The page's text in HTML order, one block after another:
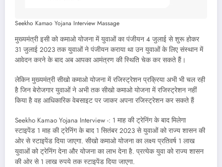
Seekho Kamao Yojana Interview Massage
मुख्यमंत्री इसी को कमाओ योजना में युवाओं का पंजीयन 4 जुलाई से शुरू होकर
31 जुलाई 2023 तक युवाओं ने पंजीयन कराया था उन युवाओं के लिए संस्थान में
आवेदन करने के बाद अब आपका आमंत्रण की स्थिति चेक कर सकते हैं।
लेकिन मुख्यमंत्री सीखो कमाओ योजना में रजिस्ट्रेशन प्रक्रिया अभी भी चल रही
है जिन बेरोजगार युवाओं ने अभी तक सीखो कमाओ योजना में रजिस्ट्रेशन नहीं
किया है वह आधिकारिक वेबसाइट पर जाकर अपना रजिस्ट्रेशन कर सकते हैं
Seekho Kamao Yojana Interview -: 1 माह की ट्रेनिंग के बाद मिलेगा
स्टाइपेंड 1 माह की ट्रेनिंग के बाद 1 सितंबर 2023 से युवाओं को राज्य शासन की
ओर से स्टाइपेंड दिया जाएगा. सीखो कमाओ योजना का लक्ष्य प्रतिवर्ष 1 लाख
युवाओं को ट्रेनिंग देना और योजना का लाभ देना है. प्रत्येक युवा को राज्य शासन
की ओर से 1 लाख रुपये तक स्टाइपेंड दिया जाएगा.